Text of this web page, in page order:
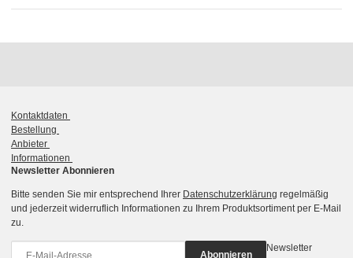
Kontaktdaten
Bestellung
Anbieter
Informationen
Newsletter Abonnieren
Bitte senden Sie mir entsprechend Ihrer Datenschutzerklärung regelmäßig
und jederzeit widerruflich Informationen zu Ihrem Produktsortiment per E-Mail
zu.
Abonnieren
Newsletter